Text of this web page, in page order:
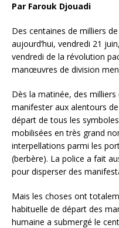
Par Farouk Djouadi
Des centaines de milliers
aujourd’hui, vendredi 21
vendredi de la révolution
manœuvres de division
Dès la matinée, des
manifester aux alentours
départ de tous les
mobilisées en très grand
interpellations parmi les
(berbère). La police a fait
pour disperser des
Mais les choses ont
habituelle de départ des
humaine a submergé le